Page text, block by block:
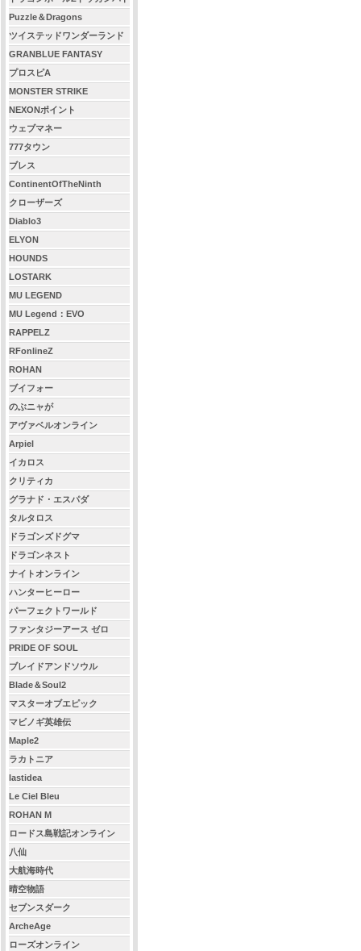
ル
Puzzle＆Dragons
ツイステッドワンダーランド
GRANBLUE FANTASY
プロスピA
MONSTER STRIKE
NEXONポイント
ウェブマネー
777タウン
ブレス
ContinentOfTheNinth
クローザーズ
Diablo3
ELYON
HOUNDS
LOSTARK
MU LEGEND
MU Legend：EVO
RAPPELZ
RFonlineZ
ROHAN
ブイフォー
のぶニャが
アヴァベルオンライン
Arpiel
イカロス
クリティカ
グラナド・エスパダ
タルタロス
ドラゴンズドグマ
ドラゴンネスト
ナイトオンライン
ハンターヒーロー
パーフェクトワールド
ファンタジーアース ゼロ
PRIDE OF SOUL
ブレイドアンドソウル
Blade＆Soul2
マスターオブエピック
マビノギ英雄伝
Maple2
ラカトニア
lastidea
Le Ciel Bleu
ROHAN M
ロードス島戦記オンライン
八仙
大航海時代
晴空物語
セブンスダーク
ArcheAge
ローズオンライン